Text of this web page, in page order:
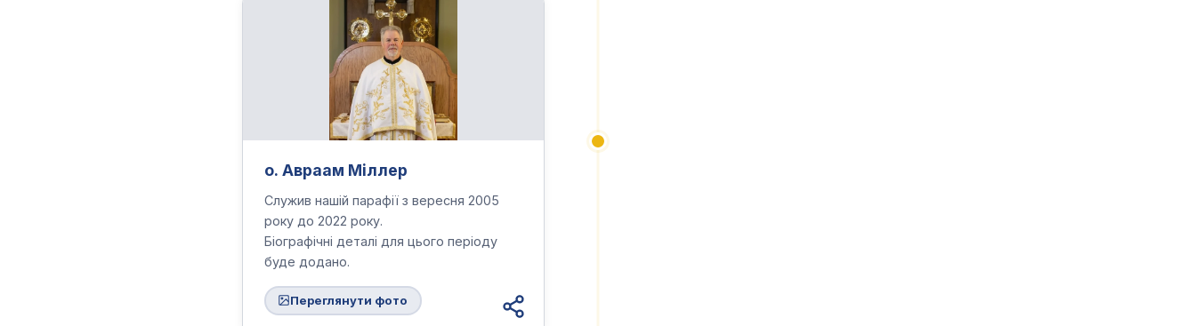
о. Авраам Міллер
Служив нашій парафії з вересня 2005
року до 2022 року.
Біографічні деталі для цього періоду
буде додано.
Переглянути фото